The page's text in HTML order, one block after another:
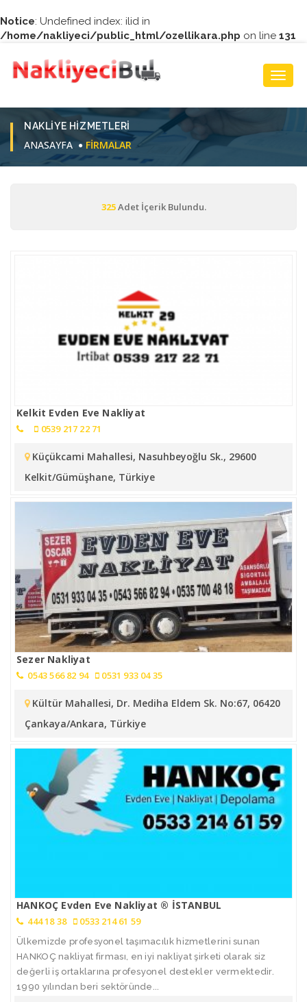
Notice: Undefined index: ilid in
/home/nakliyeci/public_html/ozellikara.php on line 131
NAKLIYE HIZMETLERI
ANASAYFA FIRMALAR
325Adet İçerik Bulundu.
Kelkit Evden Eve Nakliyat
0539 217 22 71
Küçükcami Mahallesi, Nasuhbeyoğlu Sk., 29600
Kelkit/Gümüşhane, Türkiye
Sezer Nakliyat
0543 566 82 94 0531 933 04 35
Kültür Mahallesi, Dr. Mediha Eldem Sk. No:67, 06420
Çankaya/Ankara, Türkiye
HANKOÇ Evden Eve Nakliyat ® İSTANBUL
444 18 38 0533 214 61 59
Ülkemizde profesyonel taşımacılık hizmetlerini sunan
HANKOÇ nakliyat firması, en iyi nakliyat şirketi olarak siz
değerli iş ortaklarına profesyonel destekler vermektedir.
1990 yılından beri sektöründe...